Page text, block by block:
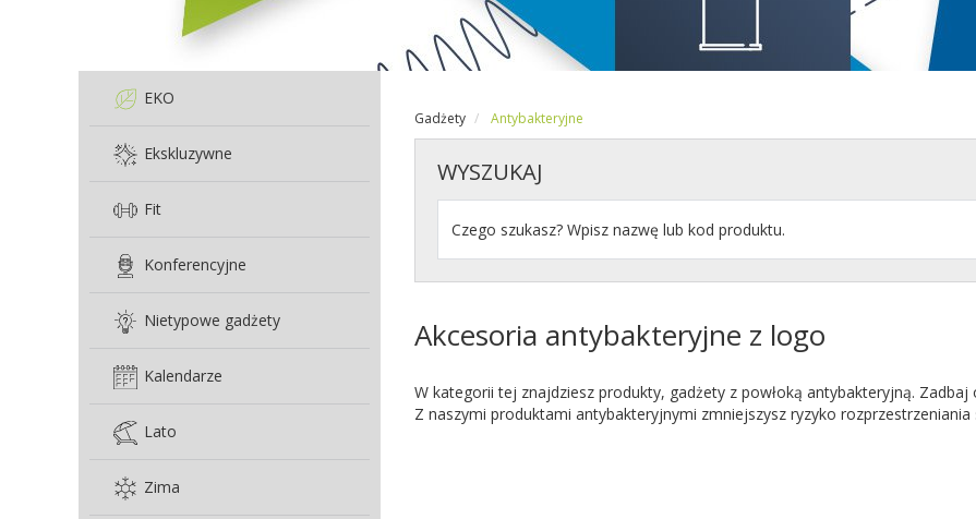
EKO
Ekskluzywne
Fit
Konferencyjne
Nietypowe gadżety
Kalendarze
Lato
Zima
Gadżety Antybakteryjne
WYSZUKAJ
Akcesoria antybakteryjne z logo
W kategorii tej znajdziesz produkty, gadżety z powłoką antybakteryjną. Zadbaj
Z naszymi produktami antybakteryjnymi zmniejszysz ryzyko